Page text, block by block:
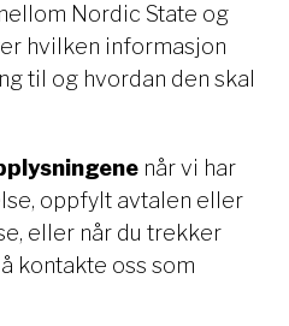
Nordic State og
hvilken informasjon
til og hvordan den skal
når vi har
oppfylt avtalen eller
eller når du trekker
kontakte oss som